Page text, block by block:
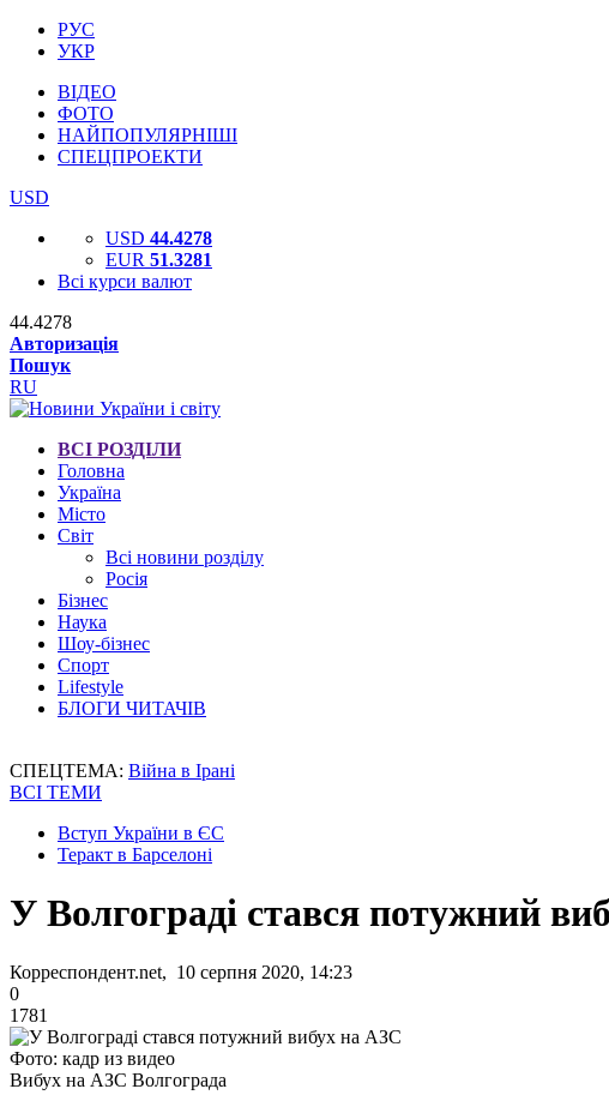
РУС
УКР
ВІДЕО
ФОТО
НАЙПОПУЛЯРНІШІ
СПЕЦПРОЕКТИ
USD
USD 44.4278
EUR 51.3281
Всі курси валют
44.4278
Авторизація
Пошук
RU
ВСІ РОЗДІЛИ
Головна
Україна
Місто
Світ
Всі новини розділу
Росія
Бізнес
Наука
Шоу-бізнес
Спорт
Lifestyle
БЛОГИ ЧИТАЧІВ
СПЕЦТЕМА: Війна в Ірані
ВСІ ТЕМИ
Вступ України в ЄС
Теракт в Барселоні
У Волгограді стався потужний
Корреспондент.net, 10 серпня 2020, 14:23
0
1781
Фото: кадр из видео
Вибух на АЗС Волгограда